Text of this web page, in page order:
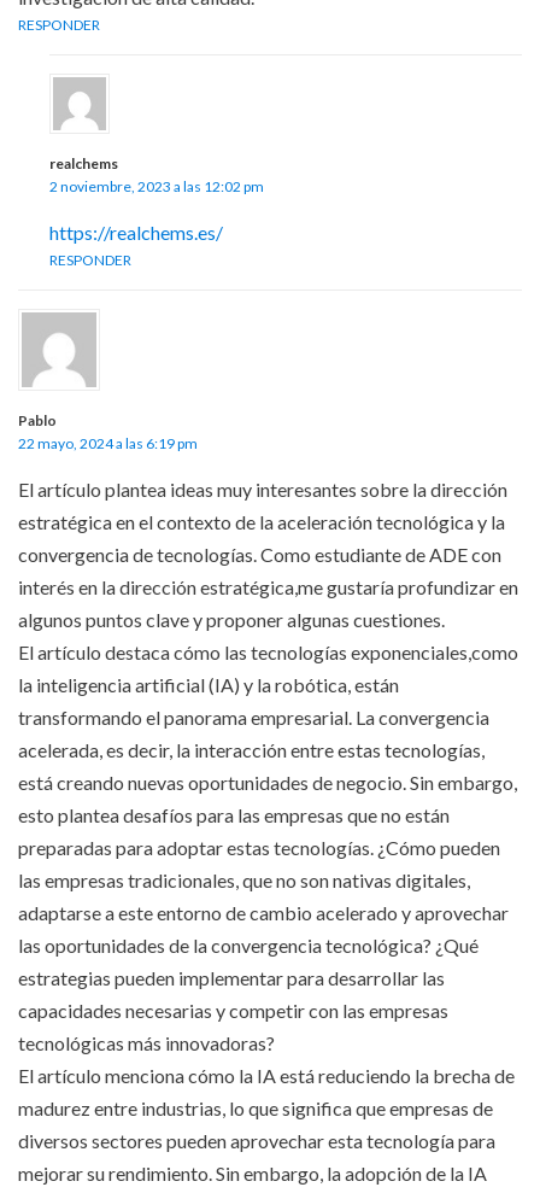
RESPONDER
realchems
2 noviembre, 2023 a las 12:02 pm
https://realchems.es/
RESPONDER
Pablo
22 mayo, 2024 a las 6:19 pm
El artículo plantea ideas muy interesantes sobre la dirección
estratégica en el contexto de la aceleración tecnológica y la
convergencia de tecnologías. Como estudiante de ADE con
interés en la dirección estratégica,me gustaría profundizar en
algunos puntos clave y proponer algunas cuestiones.
El artículo destaca cómo las tecnologías exponenciales,como
la inteligencia artificial (IA) y la robótica, están
transformando el panorama empresarial. La convergencia
acelerada, es decir, la interacción entre estas tecnologías,
está creando nuevas oportunidades de negocio. Sin embargo,
esto plantea desafíos para las empresas que no están
preparadas para adoptar estas tecnologías. ¿Cómo pueden
las empresas tradicionales, que no son nativas digitales,
adaptarse a este entorno de cambio acelerado y aprovechar
las oportunidades de la convergencia tecnológica? ¿Qué
estrategias pueden implementar para desarrollar las
capacidades necesarias y competir con las empresas
tecnológicas más innovadoras?
El artículo menciona cómo la IA está reduciendo la brecha de
madurez entre industrias, lo que significa que empresas de
diversos sectores pueden aprovechar esta tecnología para
mejorar su rendimiento. Sin embargo, la adopción de la IA